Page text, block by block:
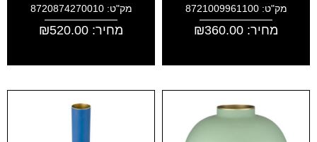
מק"ט: 8721009961100
מחיר: ₪360.00
מק"ט: 8720874270010
מחיר: ₪520.00